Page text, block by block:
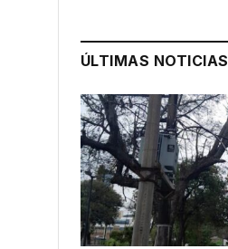
ÚLTIMAS NOTICIAS